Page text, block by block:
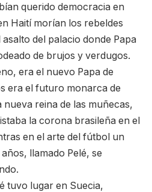
querido democracia en
Haití morían los rebeldes
del palacio donde Papa
de brujos y verdugos.
era el nuevo Papa de
era el futuro monarca de
reina de las muñecas,
la corona brasileña en el
en el arte del fútbol un
llamado Pelé, se
tuvo lugar en Suecia,